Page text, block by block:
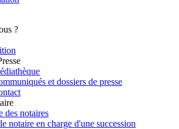
?
et dossiers de presse
des notaires
notaire en charge d'une succession